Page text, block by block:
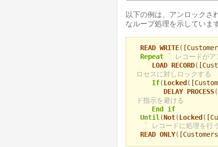
以下の例は、アンロックさ
なループ処理を示していま
READ WRITE(
Repeat
` レコードがア
LOAD RECORD(
ロセスに対しロックする
If(Locked (
DELAY PROCESS(
ド指示を避ける
End if
Until(Not(Locked (
` レコードに処理を行
READ ONLY(